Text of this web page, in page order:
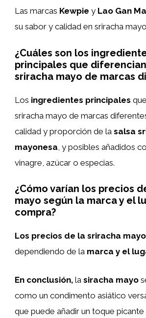
Las marcas Kewpie y Lao Gan Ma
su sabor y calidad en sriracha
¿Cuáles son los
principales que
sriracha mayo de marcas
Los ingredientes principales
sriracha mayo de marcas
calidad y proporción de la salsa
mayonesa , y posibles añadidos
vinagre, azúcar o especias.
¿Cómo varían los precios
mayo según la marca y el
compra?
Los precios de la sriracha
dependiendo de la marca y el
En conclusión, la siracha mayo
como un condimento asiático
que puede añadir un toque